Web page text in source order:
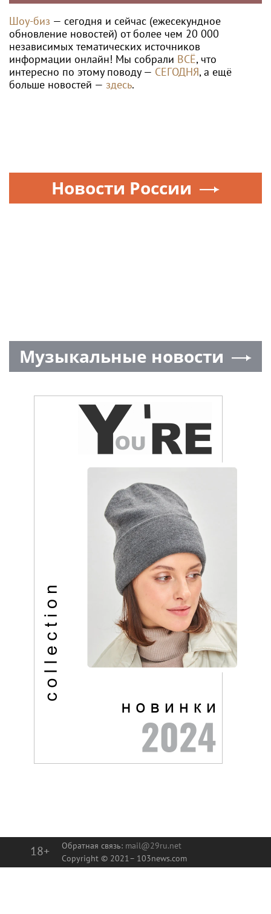
Шоу-биз — сегодня и сейчас (ежесекундное
обновление новостей) от более чем 20 000
независимых тематических источников
информации онлайн! Мы собрали ВСЁ, что
интересно по этому поводу — СЕГОДНЯ, а ещё
больше новостей — здесь.
Новости России
Музыкальные новости
18+ Обратная связь: mail@29ru.net
Copyright © 2021– 103news.com